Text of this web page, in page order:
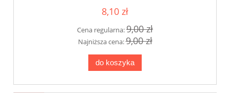
8,10 zł
Cena regularna:9,00 zł
Najniższa cena:9,00 zł
do koszyka